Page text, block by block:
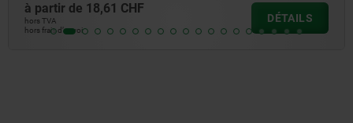
à partir de 18,61 CHF
hors TVA
hors frais d’envoi
DÉTAILS